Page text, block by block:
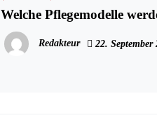
Welche Pflegemodelle
Redakteur 22. September